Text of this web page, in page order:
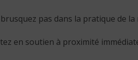
pas dans la pratique de la
en soutien à proximité